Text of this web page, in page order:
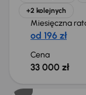
+2 kolejnych
Miesięczna
od 196 zł
Cena
33 000 zł